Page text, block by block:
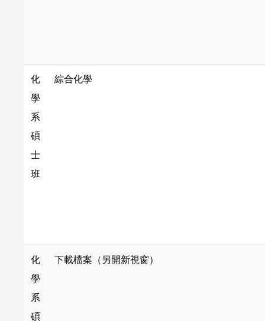
化
學
系
碩
士
班
綜合化學
化
學
系
碩
下載檔案（另開新視窗）